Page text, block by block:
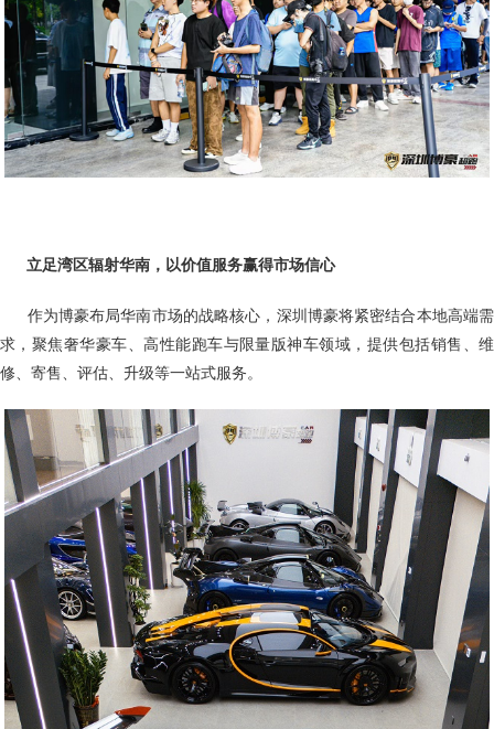
立足湾区辐射华南，以价值服务赢得市场信心
作为博豪布局华南市场的战略核心，深圳博豪将紧密结合本地高端需
求，聚焦奢华豪车、高性能跑车与限量版神车领域，提供包括销售、维
修、寄售、评估、升级等一站式服务。